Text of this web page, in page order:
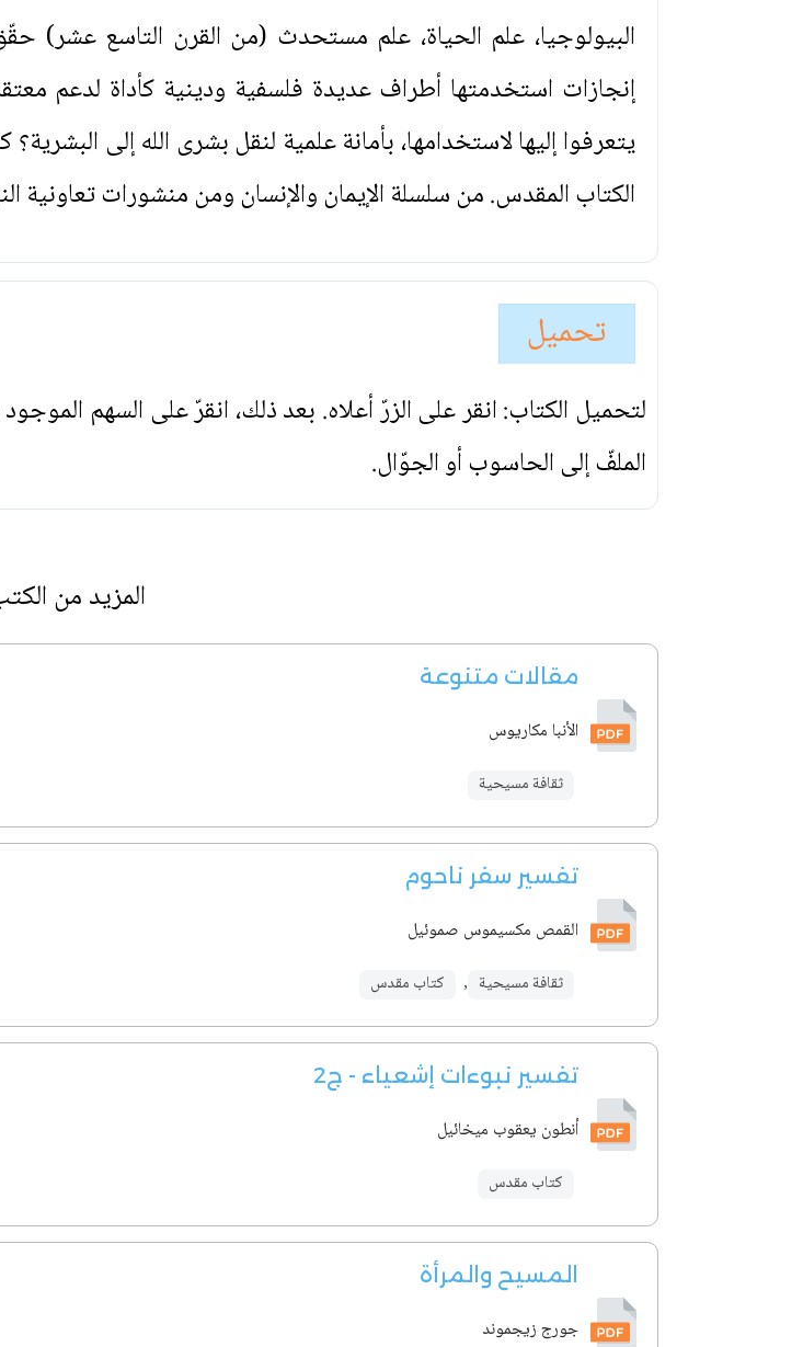
البيولوجيا، علم الحياة، علم مستحدث (من القرن التاسع عشر)
إنجازات استخدمتها أطراف عديدة فلسفية ودينية كأداة لدعم
يتعرفوا إليها لاستخدامها، بأمانة علمية لنقل بشرى الله إلى البشرية؟
الكتاب المقدس. من سلسلة الإيمان والإنسان ومن منشورات تعاونية
تحميل
لتحميل الكتاب: انقر على الزرّ أعلاه. بعد ذلك، انقرّ على السهم
الملفّ إلى الحاسوب أو الجوّال.
المزيد من
مقالات متنوعة
الأنبا مكاريوس
ثقافة مسيحية
تفسير سفر ناحوم
القمص مكسيموس صموئيل
ثقافة مسيحية , كتاب مقدس
تفسير نبوءات إشعياء - ج2
أنطون يعقوب ميخائيل
كتاب مقدس
المسيح والمرأة
جورج زيجموند